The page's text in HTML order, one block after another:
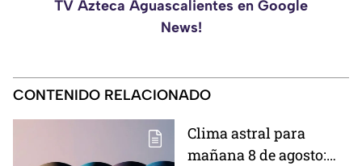
TV Azteca Aguascalientes en Google
News!
CONTENIDO RELACIONADO
Clima astral para
mañana 8 de agosto: